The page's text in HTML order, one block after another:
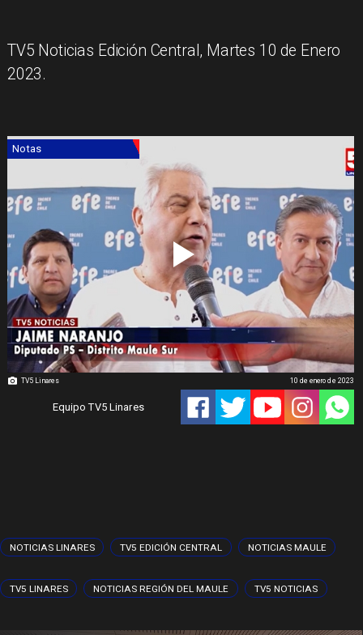
TV5 Noticias Edición Central, Martes 10 de Enero
2023.
TV5 Linares
Notas
Equipo TV5 Linares
10 de enero de 2023
NOTICIAS LINARES TV5 EDICIÓN CENTRAL NOTICIAS MAULE
TV5 LINARES NOTICIAS REGIÓN DEL MAULE TV5 NOTICIAS